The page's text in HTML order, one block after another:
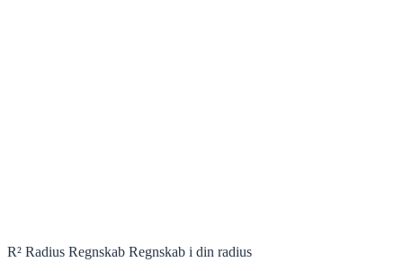
R² Radius Regnskab Regnskab i din radius